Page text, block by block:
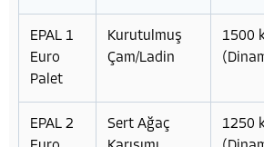
EPAL 1
Euro
Palet
Kurutulmuş
Çam/Ladin
1500
EPAL 2
Sert Ağaç
1250